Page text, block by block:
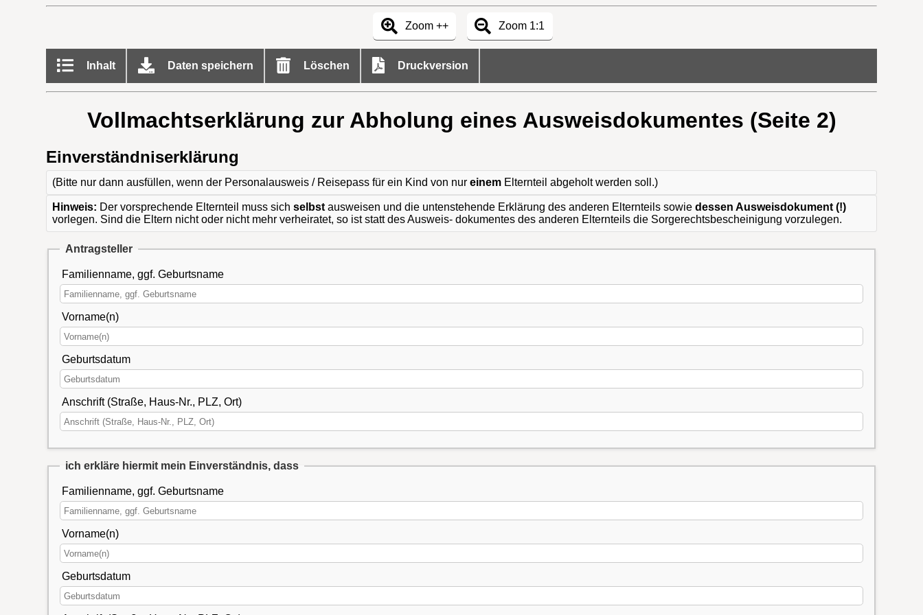
Zoom ++ Zoom 1:1
Inhalt Daten speichern Löschen Druckversion
Vollmachtserklärung zur Abholung eines Ausweisdokumentes (Seite 2)
Einverständniserklärung
(Bitte nur dann ausfüllen, wenn der Personalausweis / Reisepass für ein Kind von nureinem Elternteil abgeholt werden soll.)
Hinweis: Der vorsprechende Elternteil muss sichselbstausweisen und die untenstehende Erklärung des anderen Elternteils sowiedessen Ausweisdokument (!)
vorlegen. Sind die Eltern nicht oder nicht mehr verheiratet, so ist statt des Ausweis- dokumentes des anderen Elternteils die Sorgerechtsbescheinigung vorzulegen.
Antragsteller
Familienname, ggf. Geburtsname
Vorname(n)
Geburtsdatum
Anschrift (Straße, Haus-Nr., PLZ, Ort)
ich erkläre hiermit mein Einverständnis, dass
Familienname, ggf. Geburtsname
Vorname(n)
Geburtsdatum